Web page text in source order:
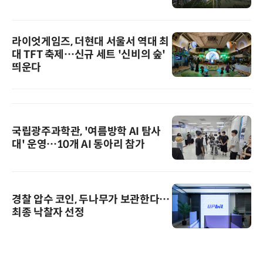
라이엇게임즈, 더현대 서울서 역대 최
대 TFT 축제…신규 세트 '신비의 숲'
띄운다
국립광주과학관, '여름방학 AI 탐사
대' 운영…10개 AI 동아리 참가
경찰 압수 코인, 두나무가 보관한다…
최종 낙찰자 선정